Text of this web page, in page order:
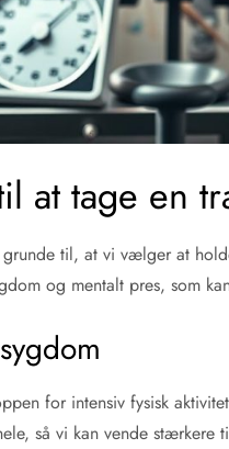
at tage en
til, at vi vælger at
og mentalt pres, som
for intensiv fysisk
så vi kan vende stærkere